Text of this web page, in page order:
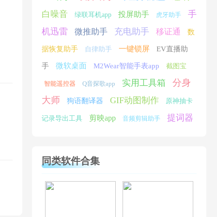
白噪音
绿联耳机app 投屏助手 虎牙助手
手
机迅雷
微推助手 充电助手 移证通 数
据恢复助手 自律助手 一键锁屏 EV直播助
手 微软桌面 M2Wear智能手表app 截图宝
智能遥控器 Q音探歌app 实用工具箱
分身
大师
狗语翻译器 GIF动图制作 原神抽卡
记录导出工具 剪映app 音频剪辑助手 提词器
同类软件合集